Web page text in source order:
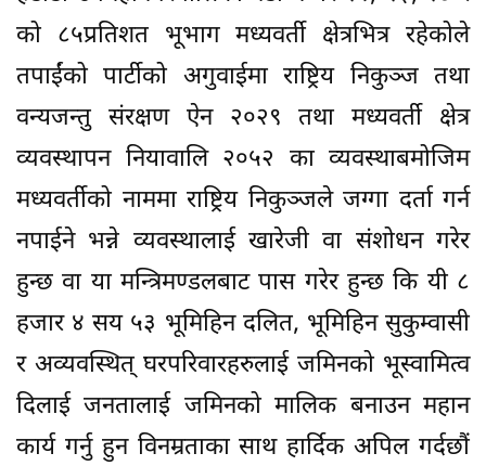
को ८५प्रतिशत भूभाग मध्यवर्ती क्षेत्रभित्र रहेकोले
तपाईंको पार्टीको अगुवाईमा राष्ट्रिय निकुञ्ज तथा
वन्यजन्तु संरक्षण ऐन २०२९ तथा मध्यवर्ती क्षेत्र
व्यवस्थापन नियावालि २०५२ का व्यवस्थाबमोजिम
मध्यवर्तीको नाममा राष्ट्रिय निकुञ्जले जग्गा दर्ता गर्न
नपाईने भन्ने व्यवस्थालाई खारेजी वा संशोधन गरेर
हुन्छ वा या मन्त्रिमण्डलबाट पास गरेर हुन्छ कि यी ८
हजार ४ सय ५३ भूमिहिन दलित, भूमिहिन सुकुम्वासी
र अव्यवस्थित् घरपरिवारहरुलाई जमिनको भूस्वामित्व
दिलाई जनतालाई जमिनको मालिक बनाउन महान
कार्य गर्नु हुन विनम्रताका साथ हार्दिक अपिल गर्दछौं